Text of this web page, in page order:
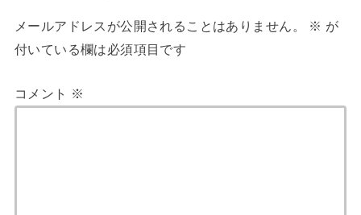
メールアドレスが公開されることはありません。 ※ が
付いている欄は必須項目です
コメント ※